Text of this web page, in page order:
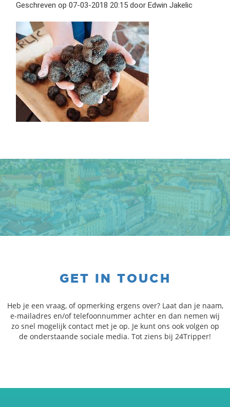
Geschreven op 07-03-2018 20:15 door Edwin Jakelic
GET IN TOUCH
Heb je een vraag, of opmerking ergens over? Laat dan je naam,
e-mailadres en/of telefoonnummer achter en dan nemen wij
zo snel mogelijk contact met je op. Je kunt ons ook volgen op
de onderstaande sociale media. Tot ziens bij 24Tripper!